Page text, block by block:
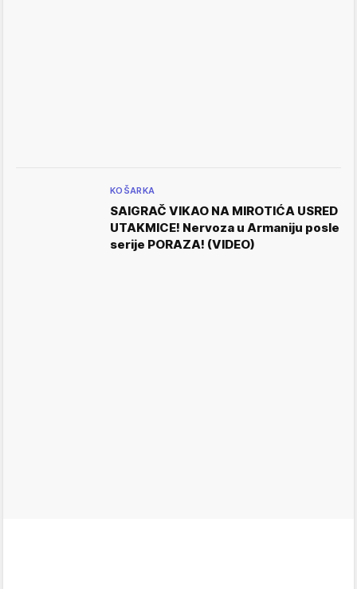
KOŠARKA
SAIGRAČ VIKAO NA MIROTIĆA USRED
UTAKMICE! Nervoza u Armaniju posle
serije PORAZA! (VIDEO)